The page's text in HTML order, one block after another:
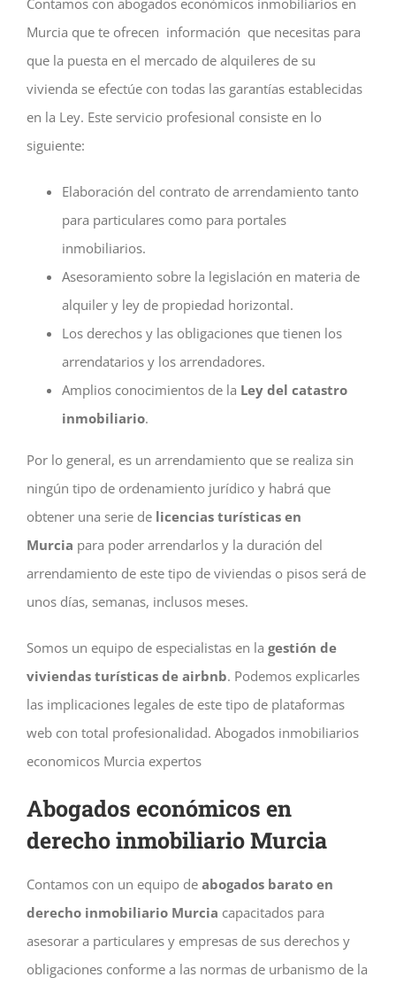
Contamos con abogados económicos inmobiliarios en
Murcia que te ofrecen información que necesitas para
que la puesta en el mercado de alquileres de su
vivienda se efectúe con todas las garantías establecidas
en la Ley. Este servicio profesional consiste en lo
siguiente:
Elaboración del contrato de arrendamiento tanto
para particulares como para portales
inmobiliarios.
Asesoramiento sobre la legislación en materia de
alquiler y ley de propiedad horizontal.
Los derechos y las obligaciones que tienen los
arrendatarios y los arrendadores.
Amplios conocimientos de la Ley del catastro
inmobiliario.
Por lo general, es un arrendamiento que se realiza sin
ningún tipo de ordenamiento jurídico y habrá que
obtener una serie de licencias turísticas en
Murcia para poder arrendarlos y la duración del
arrendamiento de este tipo de viviendas o pisos será de
unos días, semanas, inclusos meses.
Somos un equipo de especialistas en la gestión de
viviendas turísticas de airbnb. Podemos explicarles
las implicaciones legales de este tipo de plataformas
web con total profesionalidad. Abogados inmobiliarios
economicos Murcia expertos
Abogados económicos en
derecho inmobiliario Murcia
Contamos con un equipo de abogados barato en
derecho inmobiliario Murcia capacitados para
asesorar a particulares y empresas de sus derechos y
obligaciones conforme a las normas de urbanismo de la